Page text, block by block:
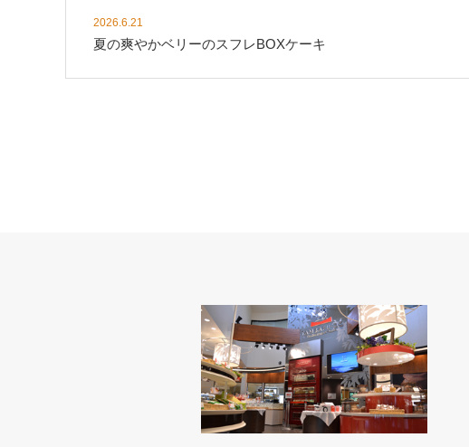
2026.6.21
夏の爽やかベリーのスフレBOXケーキ